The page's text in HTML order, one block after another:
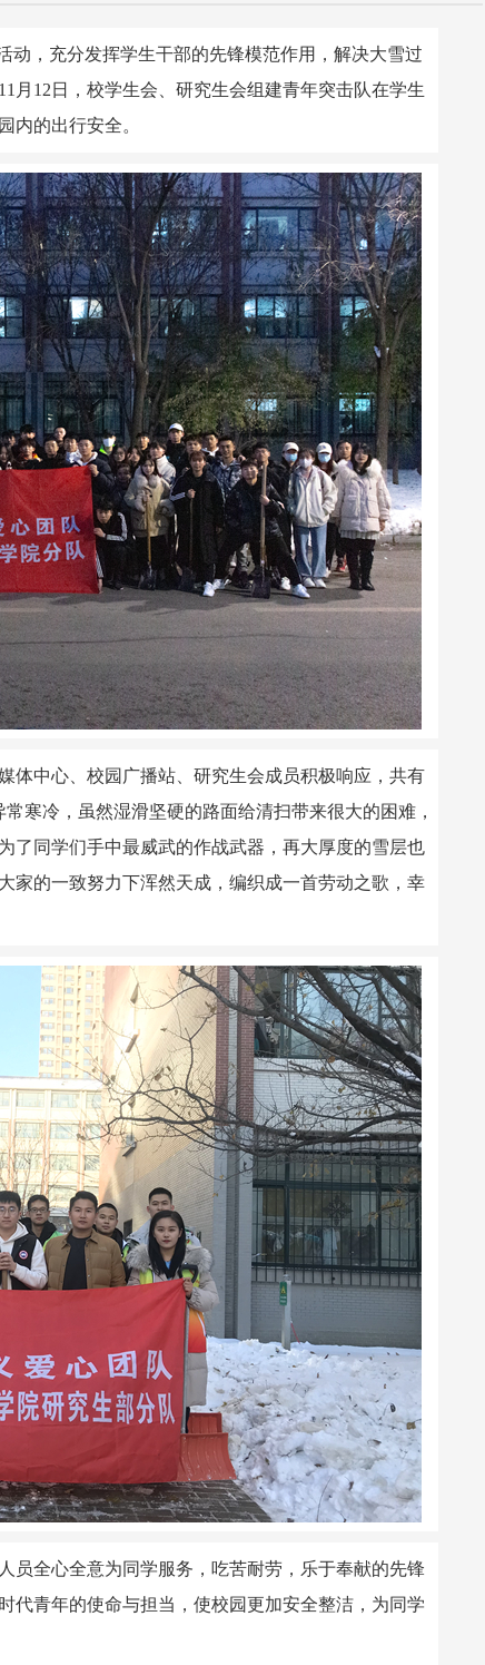
动，充分发挥学生干部的先锋模范作用，解决大雪过
月12日，校学生会、研究生会组建青年突击队在学生
内的出行安全。
体中心、校园广播站、研究生会成员积极响应，共有
寒冷，虽然湿滑坚硬的路面给清扫带来很大的困难，
了同学们手中最威武的作战武器，再大厚度的雪层也
家的一致努力下浑然天成，编织成一首劳动之歌，幸
员全心全意为同学服务，吃苦耐劳，乐于奉献的先锋
代青年的使命与担当，使校园更加安全整洁，为同学